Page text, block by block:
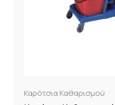
Καρότσια Καθαρισμού